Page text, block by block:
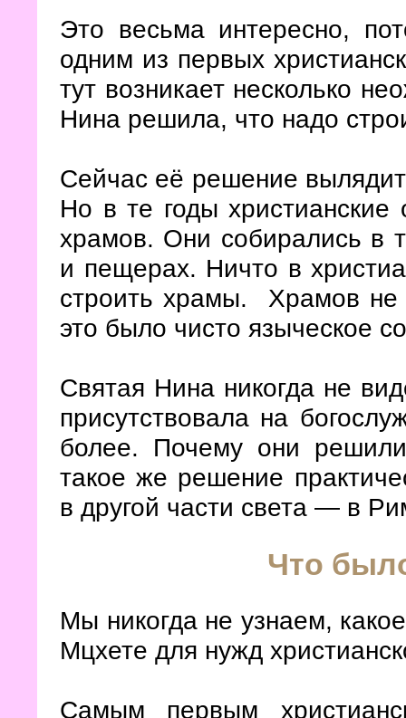
Это весьма интересно,
одним из первых
тут возникает несколько
Нина решила, что надо
Сейчас её решение
Но в те годы
храмов. Они собирались в
и пещерах. Ничто в
строить храмы. Храмов
это было чисто языческое
Святая Нина никогда не
присутствовала на
более. Почему они
такое же решение
в другой части света — в
Что
Мы никогда не узнаем,
Мцхете для нужд
Самым первым